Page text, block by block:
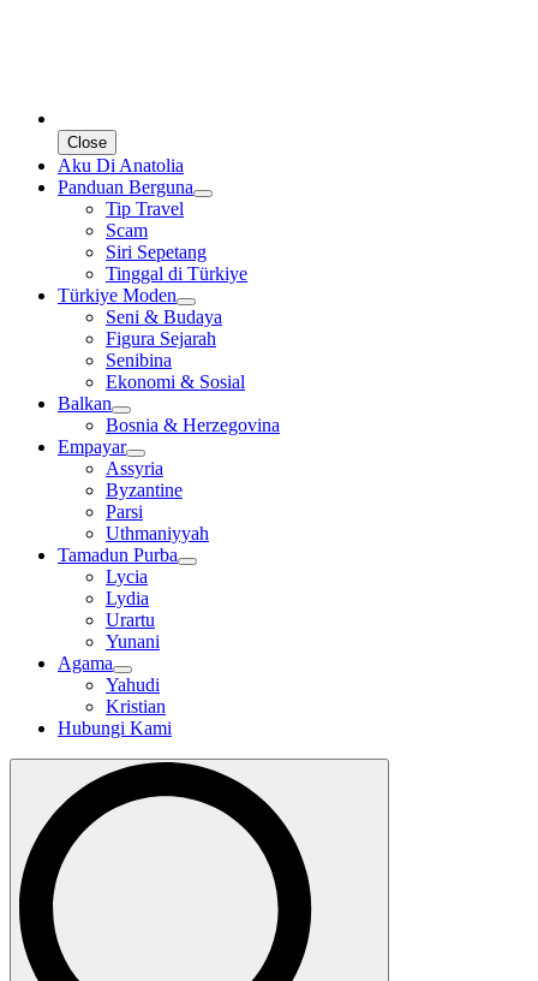
Close
Aku Di Anatolia
Panduan Berguna
Tip Travel
Scam
Siri Sepetang
Tinggal di Türkiye
Türkiye Moden
Seni & Budaya
Figura Sejarah
Senibina
Ekonomi & Sosial
Balkan
Bosnia & Herzegovina
Empayar
Assyria
Byzantine
Parsi
Uthmaniyyah
Tamadun Purba
Lycia
Lydia
Urartu
Yunani
Agama
Yahudi
Kristian
Hubungi Kami